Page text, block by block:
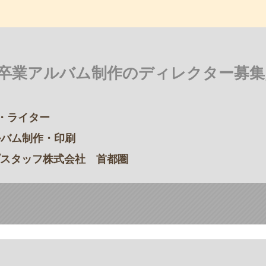
業アルバム制作のディレクター募
ライター
ム制作・印刷
タッフ株式会社 首都圏